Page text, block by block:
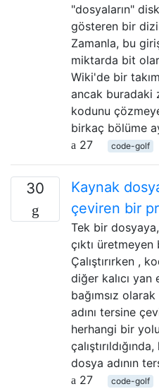
"dosyaların"
gösteren bir
Zamanla, bu
miktarda bit
Wiki'de bir
ancak buradaki
kodunu
birkaç bölüme
27
code-golf
30
Kaynak
çeviren bir
Tek bir
çıktı
Çalıştırırken ,
diğer kalıcı yan
bağımsız
adını tersine
herhangi bir
dosya adının
27
code-golf